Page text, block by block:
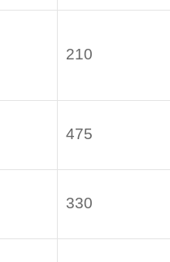
210
475
330